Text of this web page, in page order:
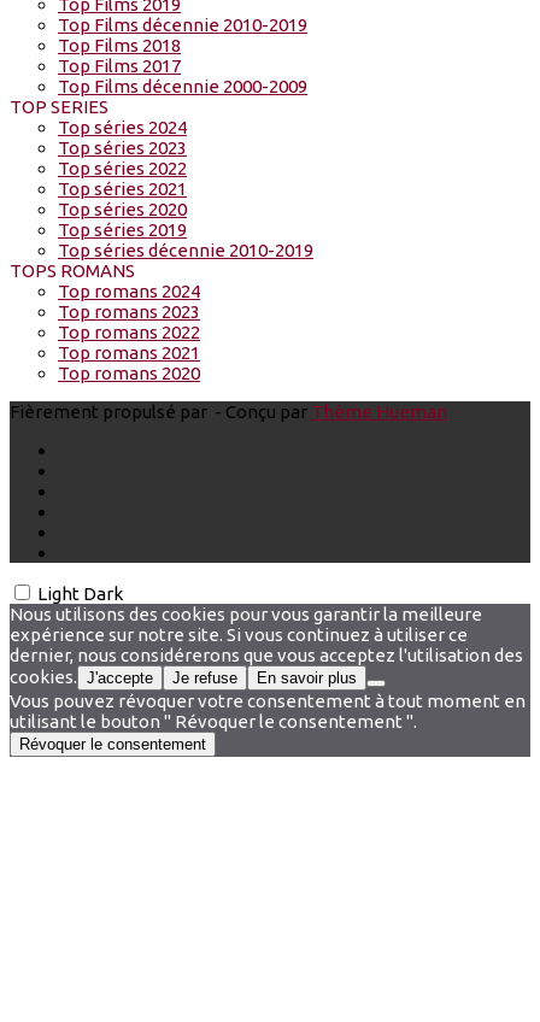
Top Films décennie 2010-2019
Top Films 2018
Top Films 2017
Top Films décennie 2000-2009
TOP SERIES
Top séries 2024
Top séries 2023
Top séries 2022
Top séries 2021
Top séries 2020
Top séries 2019
Top séries décennie 2010-2019
TOPS ROMANS
Top romans 2024
Top romans 2023
Top romans 2022
Top romans 2021
Top romans 2020
Fièrement propulsé par - Conçu par Thème Hueman
Light Dark
Nous utilisons des cookies pour vous garantir la meilleure
expérience sur notre site. Si vous continuez à utiliser ce
dernier, nous considérerons que vous acceptez l'utilisation des
cookies. J'accepte Je refuse En savoir plus
Vous pouvez révoquer votre consentement à tout moment en
utilisant le bouton " Révoquer le consentement ".
Révoquer le consentement